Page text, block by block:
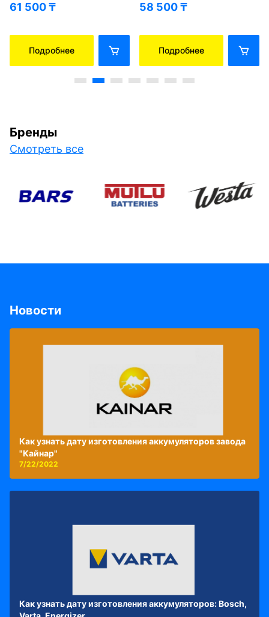
61 500₸
Подробнее
58 500₸
Подробнее
Бренды
Смотреть все
Новости
Как узнать дату изготовления аккумуляторов завода
"Кайнар"
7/22/2022
Как узнать дату изготовления аккумуляторов: Bosch,